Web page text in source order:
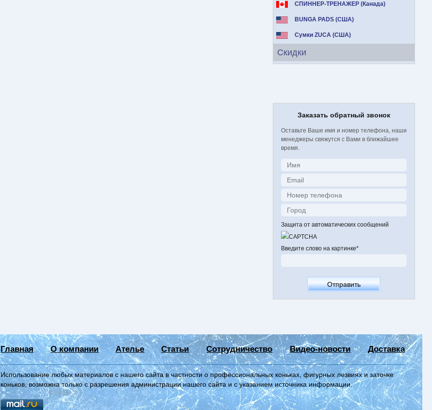
СПИННЕР-ТРЕНАЖЕР (Канада)
BUNGA PADS (США)
Сумки ZUCA (США)
Скидки
Заказать обратный звонок
Оставьте Ваше имя и номер телефона, наши
менеджеры свяжутся с Вами в ближайшее
время.
Защита от автоматических сообщений
Введите слово на картинке*
Главная О компании Ателье Статьи Сотрудничество Видео-новости Доставка
Использование любых материалов с нашего сайта в частности о профессиональных коньках, фигурных лезвиях и заточке
коньков, возможна только с разрешения администрации нашего сайта и с указанием источника информации.